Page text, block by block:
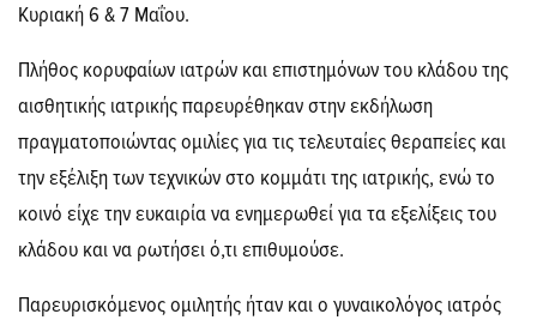
Κυριακή 6 & 7 Μαΐου.
Πλήθος κορυφαίων ιατρών και επιστημόνων του κλάδου της
αισθητικής ιατρικής παρευρέθηκαν στην εκδήλωση
πραγματοποιώντας ομιλίες για τις τελευταίες θεραπείες και
την εξέλιξη των τεχνικών στο κομμάτι της ιατρικής, ενώ το
κοινό είχε την ευκαιρία να ενημερωθεί για τα εξελίξεις του
κλάδου και να ρωτήσει ό,τι επιθυμούσε.
Παρευρισκόμενος ομιλητής ήταν και ο γυναικολόγος ιατρός